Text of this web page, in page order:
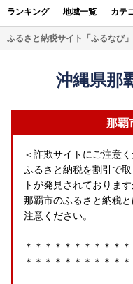
ランキング 地域一覧 カテ
ふるさと納税サイト「ふるなび」
沖縄県那
那覇
＜詐欺サイトにご注意
ふるさと納税を割引で
トが発見されております
那覇市のふるさと納税
注意ください。
＊＊＊＊＊＊＊＊＊＊
＊＊＊＊＊＊＊＊＊＊＊